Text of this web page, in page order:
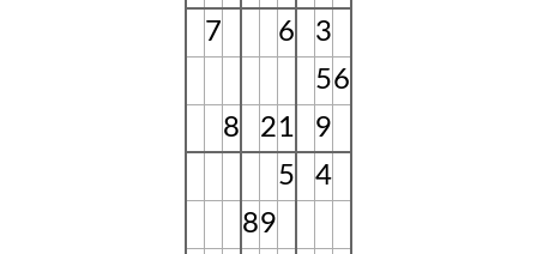
7
6
3
56
8
21
9
5
4
89